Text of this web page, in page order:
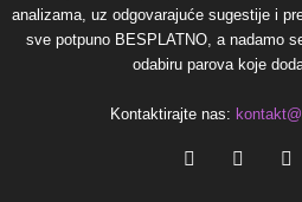
analizama, uz odgovarajuće sugestije i
sve potpuno BESPLATNO, a nadamo
odabiru parova koje
Kontaktirajte nas: